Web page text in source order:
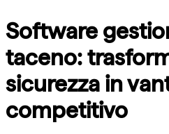
Software
taceno:
sicurezza in
competitivo